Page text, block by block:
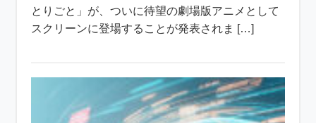
とりごと」が、ついに待望の劇場版アニメとして
スクリーンに登場することが発表されま […]